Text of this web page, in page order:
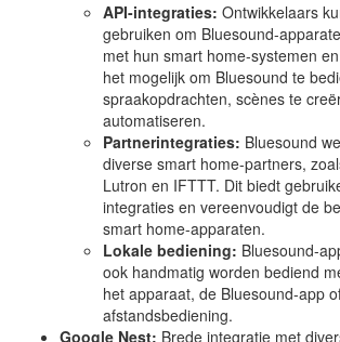
API-integraties: Ontwikkelaars
gebruiken om Bluesound-
met hun smart home-systemen
het mogelijk om Bluesound te
spraakopdrachten, scènes te
automatiseren.
Partnerintegraties: Bluesound
diverse smart home-partners,
Lutron en IFTTT. Dit biedt
integraties en vereenvoudigt de
smart home-apparaten.
Lokale bediening: Bluesound-
ook handmatig worden bediend
het apparaat, de Bluesound-app
afstandsbediening.
Google Nest: Brede integratie met